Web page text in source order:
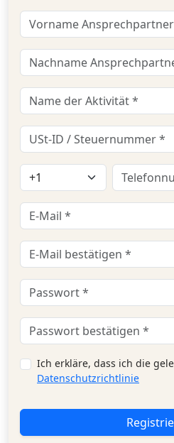
Ich erkläre, dass ich die
Datenschutzrichtlinie